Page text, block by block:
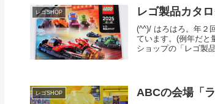
レゴSHOP レゴ製品カタ
(^^)/ はろはろ。年２
ています。(例年だと
ショップの「レゴ製
レゴSHOP ABCの会場「